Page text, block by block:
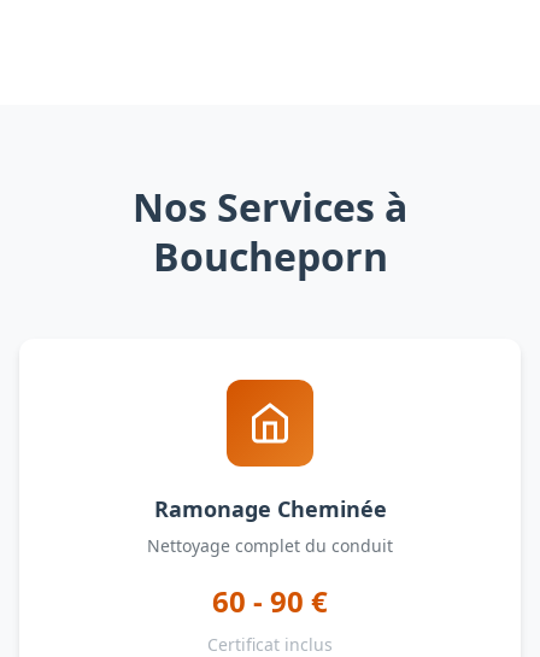
Nos Services à
Boucheporn
Ramonage Cheminée
Nettoyage complet du conduit
60 - 90 €
Certificat inclus